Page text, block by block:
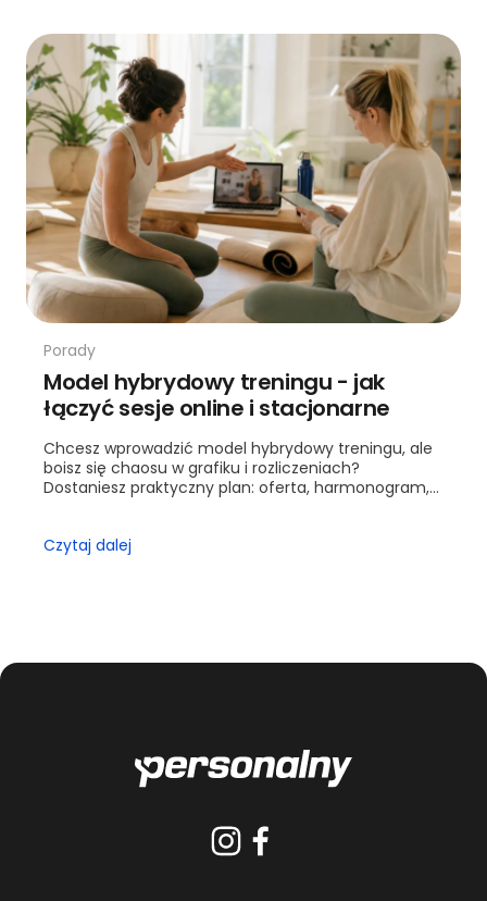
Porady
Model hybrydowy treningu - jak
łączyć sesje online i stacjonarne
Chcesz wprowadzić model hybrydowy treningu, ale
boisz się chaosu w grafiku i rozliczeniach?
Dostaniesz praktyczny plan: oferta, harmonogram,
Czytaj dalej